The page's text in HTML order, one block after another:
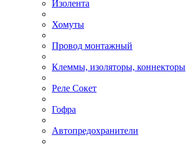
Изолента
Хомуты
Провод монтажный
Клеммы, изоляторы, коннекторы
Реле Сокет
Гофра
Автопредохранители